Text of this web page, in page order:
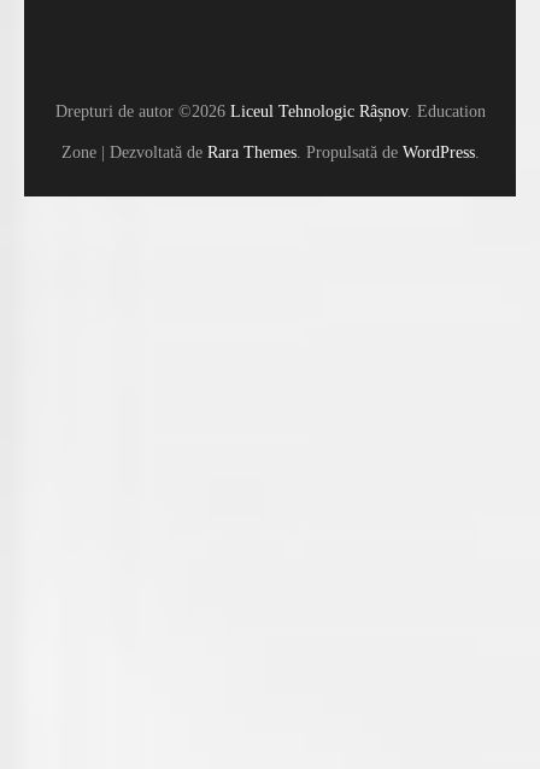
Drepturi de autor ©2026 Liceul Tehnologic Râșnov. Education
Zone | Dezvoltată de Rara Themes. Propulsată de WordPress.